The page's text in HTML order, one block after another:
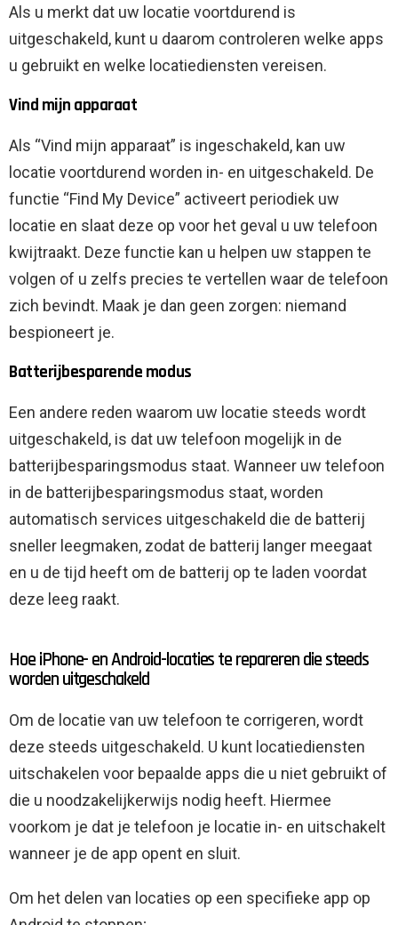
Als u merkt dat uw locatie voortdurend is
uitgeschakeld, kunt u daarom controleren welke apps
u gebruikt en welke locatiediensten vereisen.
Vind mijn apparaat
Als “Vind mijn apparaat” is ingeschakeld, kan uw
locatie voortdurend worden in- en uitgeschakeld. De
functie “Find My Device” activeert periodiek uw
locatie en slaat deze op voor het geval u uw telefoon
kwijtraakt. Deze functie kan u helpen uw stappen te
volgen of u zelfs precies te vertellen waar de telefoon
zich bevindt. Maak je dan geen zorgen: niemand
bespioneert je.
Batterijbesparende modus
Een andere reden waarom uw locatie steeds wordt
uitgeschakeld, is dat uw telefoon mogelijk in de
batterijbesparingsmodus staat. Wanneer uw telefoon
in de batterijbesparingsmodus staat, worden
automatisch services uitgeschakeld die de batterij
sneller leegmaken, zodat de batterij langer meegaat
en u de tijd heeft om de batterij op te laden voordat
deze leeg raakt.
Hoe iPhone- en Android-locaties te repareren die steeds
worden uitgeschakeld
Om de locatie van uw telefoon te corrigeren, wordt
deze steeds uitgeschakeld. U kunt locatiediensten
uitschakelen voor bepaalde apps die u niet gebruikt of
die u noodzakelijkerwijs nodig heeft. Hiermee
voorkom je dat je telefoon je locatie in- en uitschakelt
wanneer je de app opent en sluit.
Om het delen van locaties op een specifieke app op